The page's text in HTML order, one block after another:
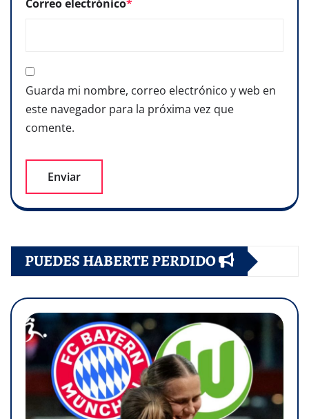
Correo electrónico*
Guarda mi nombre, correo electrónico y web en
este navegador para la próxima vez que
comente.
PUEDES HABERTE PERDIDO